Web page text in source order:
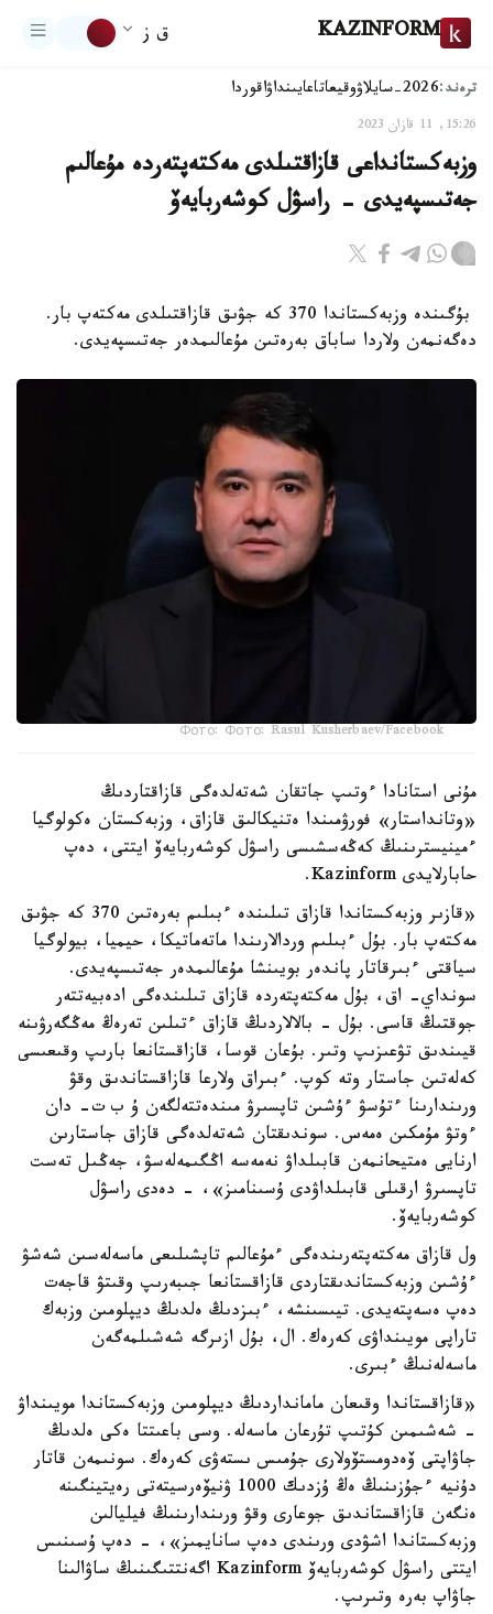
KAZINFORM ق ز
ترەند:2026-سايلاۋ وقيعاتاعايىنداۋاقوردا
15:26, 11 قازان 2023
وزبەكستانداعى قازاقتىلدى مەكتەپتەردە مۇعالىم
جەتىسپەيدى - راسۋل كوشەربايەۆ
بۇگىندە وزبەكستاندا 370 كە جۋىق قازاقتىلدى مەكتەپ بار.
دەگەنمەن ولاردا ساباق بەرەتىن مۇعالىمدەر جەتىسپەيدى.
Фото: Фото: Rasul Kusherbaev/Facebook
مۇنى استانادا ءوتىپ جاتقان شەتەلدەگى قازاقتاردىڭ
«وتانداستار» فورۋمىندا ەتنيكالىق قازاق، وزبەكستان ەكولوگيا
ءمينيسترىنىڭ كەڭەسشىسى راسۋل كوشەربايەۆ ايتتى، دەپ
حابارلايدى Kazinform.
«قازىر وزبەكستاندا قازاق تىلىندە ءبىلىم بەرەتىن 370 كە جۋىق
مەكتەپ بار. بۇل ءبىلىم وردالارىندا ماتەماتيكا، حيميا، بيولوگيا
سياقتى ءبىرقاتار پاندەر بويىنشا مۇعالىمدەر جەتىسپەيدى.
سونداي- اق، بۇل مەكتەپتەردە قازاق تىلىندەگى ادەبيەتتەر
جوقتىڭ قاسى. بۇل - بالالاردىڭ قازاق ءتىلىن تەرەڭ مەڭگەرۋىنە
قيىندىق تۋعىزىپ وتىر. بۇعان قوسا، قازاقستانعا بارىپ وقىعىسى
كەلەتىن جاستار وتە كوپ. ءبىراق ولارعا قازاقستاندىق وقۋ
ورىندارىنا ءتۇسۋ ءۇشىن تاپسىرۋ مىندەتتەلگەن ۇ ب ت- دان
ءوتۋ مۇمكىن ەمەس. سوندىقتان شەتەلدەگى قازاق جاستارىن
ارنايى ەمتيحانمەن قابىلداۋ نەمەسە اڭگىمەلەسۋ، جەڭىل تەست
تاپسىرۋ ارقىلى قابىلداۋدى ۇسىنامىز»، - دەدى راسۋل
كوشەربايەۆ.
ول قازاق مەكتەپتەرىندەگى ءمۇعالىم تاپشىلىعى ماسەلەسىن شەشۋ
ءۇشىن وزبەكستاندىقتاردى قازاقستانعا جىبەرىپ وقىتۋ قاجەت
دەپ ەسەپتەيدى. تيىسىنشە، ءبىزدىڭ ەلدىڭ ديپلومىن وزبەك
تاراپى مويىنداۋى كەرەك. ال، بۇل ازىرگە شەشىلمەگەن
ماسەلەنىڭ ءبىرى.
«قازاقستاندا وقىعان مامانداردىڭ ديپلومىن وزبەكستاندا مويىنداۋ
- شەشىمىن كۇتىپ تۇرعان ماسەلە. وسى باعىتتا ەكى ەلدىڭ
جاۋاپتى ۆەدومستۆولارى جۇمىس ىستەۋى كەرەك. سونىمەن قاتار
دۇنيە ءجۇزىنىڭ ەڭ ۇزدىك 1000 ۋنيۆەرسيتەتى رەيتينگىنە
ەنگەن قازاقستاندىق جوعارى وقۋ ورىندارىنىڭ فيليالىن
وزبەكستاندا اشۋدى ورىندى دەپ سانايمىز»، - دەپ ۇسىنىس
ايتتى راسۋل كوشەربايەۆ Kazinform اگەنتتىگىنىڭ ساۋالىنا
جاۋاپ بەرە وتىرىپ.